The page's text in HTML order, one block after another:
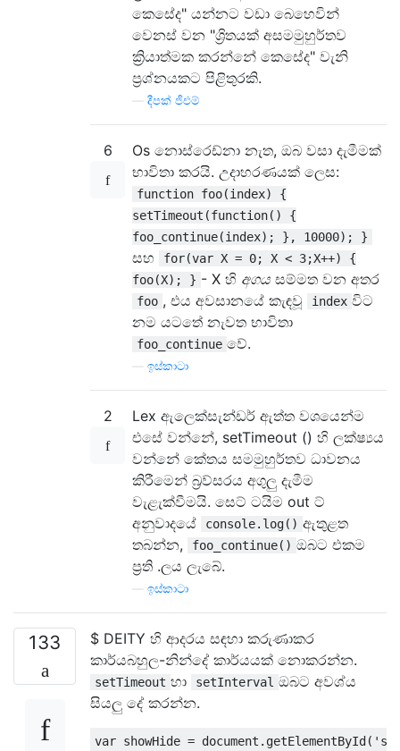
කෙසේද" යන්නට වඩා බෙහෙවින්
වෙනස් වන "ශ්‍රිතයක් අසමමුහුර්තව
ක්‍රියාත්මක කරන්නේ කෙසේද" වැනි
ප්‍රශ්නයකට පිළිතුරකි.
දීපක් ජීඑම්
6
Os නොස්රෙඩ්නා නැත, ඔබ වසා දැමීමක්
භාවිතා කරයි. උදාහරණයක් ලෙස:
function foo(index) {
setTimeout(function() {
foo_continue(index); }, 10000); }
සහ
for(var X = 0; X < 3;X++) {
foo(X); } - X හි අගය සම්මත වන අතර
foo , එය අවසානයේ කැඳවූ index විට
නම යටතේ නැවත භාවිතා
foo_continue වේ.
ඉස්කාටා
2
Lex ඇලෙක්සැන්ඩර් ඇත්ත වශයෙන්ම
එසේ වන්නේ, setTimeout () හි ලක්ෂ්‍යය
වන්නේ කේතය සමමුහුර්තව ධාවනය
කිරීමෙන් බ්‍රව්සරය අගුලු දැමීම
වැළැක්වීමයි. සෙට් ටයිම out ට්
අනුවාදයේ
console.log() ඇතුළත
තබන්න,
foo_continue() ඔබට එකම
ප්‍රති .ලය ලැබේ.
ඉස්කාටා
133
$ DEITY හි ආදරය සඳහා කරුණාකර
කාර්යබහුල-නින්දේ කාර්යයක් නොකරන්න.
setTimeout හා setInterval ඔබට අවශ්ය
සියලු දේ කරන්න.
var showHide = document . getElementById(